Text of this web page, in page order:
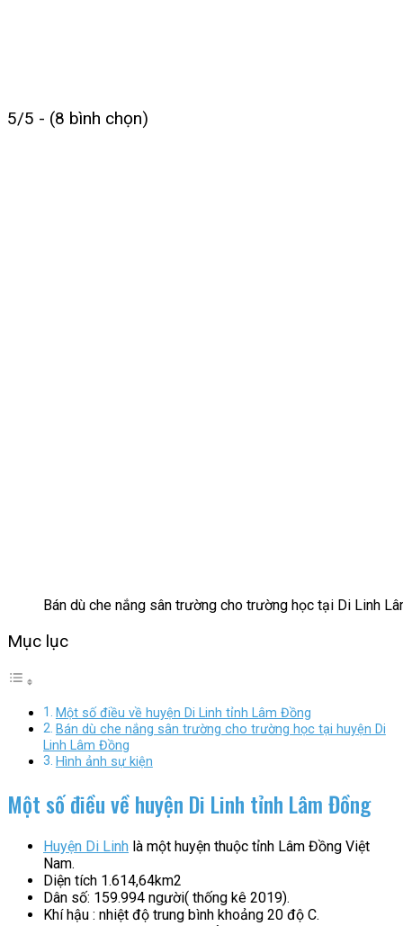
5/5 - (8 bình chọn)
Bán dù che nắng sân trường cho trường học tại Di Linh
Mục lục
Một số điều về huyện Di Linh tỉnh Lâm Đồng
Bán dù che nắng sân trường cho trường học tại huyện Di
Linh Lâm Đồng
Hình ảnh sự kiện
Một số điều về huyện Di Linh tỉnh Lâm Đồng
Huyện Di Linh là một huyện thuộc tỉnh Lâm Đồng Việt
Nam.
Diện tích 1.614,64km2
Dân số: 159.994 người( thống kê 2019).
Khí hậu : nhiệt độ trung bình khoảng 20 độ C.